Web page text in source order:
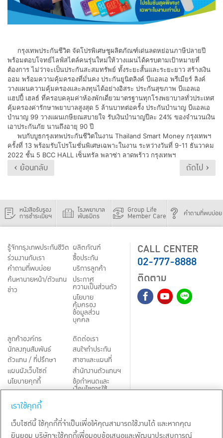
กรุงเทพประกันชีวิต จัดโปรพิเศษชูผลิตภัณฑ์เด่นลดหย่อนภาษีปลายปี
พร้อมตอบโจทย์ไลฟ์สไตล์คนรุ่นใหม่ให้วางแผนได้ครบตามเป้าหมายที่
ต้องการ ไม่ว่าจะเป็นประกันสะสมทรัพย์ ทั้งระยะสั้นและระยะยาว สร้างเงิน
ออม พร้อมความคุ้มครองที่มั่นคง ประกันยูนิตลิงค์ บีแอลเอ พรีเมียร์ ลิงค์
วางแผนความคุ้มครองและลงทุนได้อย่างอิสระ ประกันสุขภาพ บีแอลเอ
แฮปปี้ เฮลธ์ ที่ครอบคลุมค่าห้องพักเดี่ยวมาตรฐานทุกโรงพยาบาลทั่วประเทศ
คุ้มครองค่ารักษาพยาบาลสูงสุด 5 ล้านบาทต่อครั้ง ประกันบำนาญ บีแอลเอ
บำนาญ 99 วางแผนเกษียณสบายใจ รับเงินบำนาญปีละ 24% ของจำนวนเงิน
เอาประกันภัย นานถึงอายุ 90 ปี
​ พบกับบูธกรุงเทพประกันชีวิตในงาน Thailand Smart Money กรุงเทพฯ
ครั้งที่ 13 พร้อมรับโปรโมชั่นพิเศษเฉพาะในงาน ระหว่างวันที่ 9-11 ธันวาคม
2022 ชั้น 5 BCC HALL เซ็นทรัล พลาซ่า ลาดพร้าว กรุงเทพฯ
‹ ย้อนกลับ ถัดไป ›
หนังสือรับรอง
การชำระเบี้ยฯ
โรงพยาบาล
พันธมิตร
Group Life
Member Care คำถามที่พบบ่อย
รู้จักกรุงเทพประกันชีวิต
ร่วมงานกับเรา
คำถามที่พบบ่อย
ค้นหานายหน้า/ตัวแทน
ข่าว
ผลิตภัณฑ์
ชื้อประกัน
บริการลูกค้า
ประกาศ
ความเป็นส่วนตัว
นโยบาย
คุ้มครอง
ข้อมูลส่วน
บุคคล
ลูกค้าองค์กร
นักลงทุนสัมพันธ์
ตัวแทน / ที่ปรึกษา
แผนผังเว็บไซต์
นโยบายคุกกี้
Third-Party Notices
ติดต่อเรา
สนใจทำประกัน
สาขาและแผนที่
สำนักงานตัวแทนฯ
ข้อกำหนดและ
เงื่อนไขการใช้
CALL CENTER
02-777-8888
ติดตาม
TH EN
เราใช้คุกกี้
เว็บไซต์นี้ ใช้คุกกี้ที่จำเป็นเพื่อให้คุณสามารถใช้งานได้ และหากคุณ